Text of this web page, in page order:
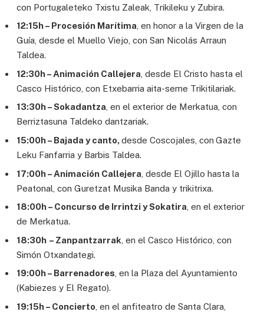
con Portugaleteko Txistu Zaleak, Trikileku y Zubira.
12:15h – Procesión Marítima , en honor a la Virgen de la
Guía, desde el Muello Viejo, con San Nicolás Arraun
Taldea.
12:30h – Animación Callejera , desde El Cristo hasta el
Casco Histórico, con Etxebarria aita-seme Trikitilariak.
13:30h – Sokadantza, en el exterior de Merkatua, con
Berriztasuna Taldeko dantzariak.
15:00h – Bajada y canto,desde Coscojales, con Gazte
Leku Fanfarria y Barbis Taldea.
17:00h – Animación Callejera , desde El Ojillo hasta la
Peatonal, con Guretzat Musika Banda y trikitrixa.
18:00h – Concurso de Irrintzi y Sokatira , en el exterior
de Merkatua.
18:30h – Zanpantzarrak , en el Casco Histórico, con
Simón Otxandategi.
19:00h – Barrenadores , en la Plaza del Ayuntamiento
(Kabiezes y El Regato).
19:15h – Concierto , en el anfiteatro de Santa Clara,